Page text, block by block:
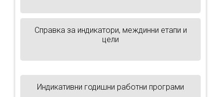
Справка за индикатори, междинни етапи и
цели
Индикативни годишни работни програми